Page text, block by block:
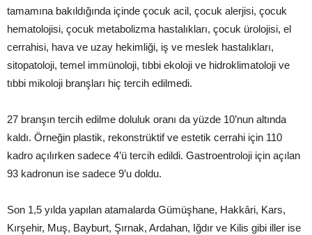
tamamına bakıldığında içinde çocuk acil, çocuk alerjisi, çocuk
hematolojisi, çocuk metabolizma hastalıkları, çocuk ürolojisi, el
cerrahisi, hava ve uzay hekimliği, iş ve meslek hastalıkları,
sitopatoloji, temel immünoloji, tıbbi ekoloji ve hidroklimatoloji ve
tıbbi mikoloji branşları hiç tercih edilmedi.
27 branşın tercih edilme doluluk oranı da yüzde 10’nun altında
kaldı. Örneğin plastik, rekonstrüktif ve estetik cerrahi için 110
kadro açılırken sadece 4’ü tercih edildi. Gastroentroloji için açılan
93 kadronun ise sadece 9’u doldu.
Son 1,5 yılda yapılan atamalarda Gümüşhane, Hakkâri, Kars,
Kırşehir, Muş, Bayburt, Şırnak, Ardahan, Iğdır ve Kilis gibi iller ise